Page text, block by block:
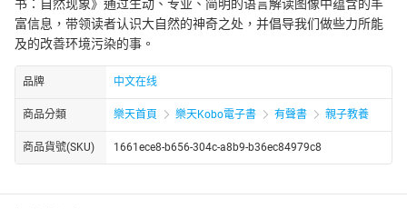
书：自然现象》通过生动、专业、简明的语言解读图像中蕴含的丰
富信息，带领读者认识大自然的神奇之处，并倡导我们做些力所能
及的改善环境污染的事。
品牌 中文在线
商品分類 樂天首頁 樂天Kobo電子書 有聲書 親子教養
商品貨號(SKU) 1661ece8-b656-304c-a8b9-b36ec84979c8